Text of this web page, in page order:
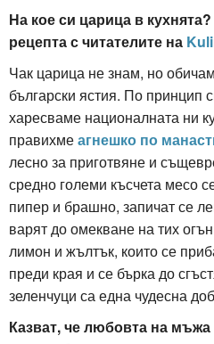
На кое си царица в
рецепта с читателите на
Чак царица не знам, но
български ястия. По принцип
харесваме националната ни
правихмеагнешко по
лесно за приготвяне и
средно големи късчета месо
пипер и брашно, запичат се
варят до омекване на тих
лимон и жълтък, които се
преди края и се бърка до
зеленчуци са една чудесна
Казват, че любовта на